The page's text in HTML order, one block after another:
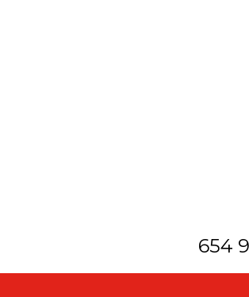
654